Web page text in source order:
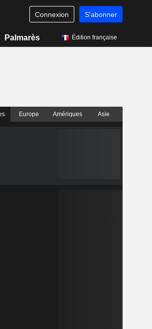
Connexion S'abonner
Palmarès Édition française
Europe Amériques Asie